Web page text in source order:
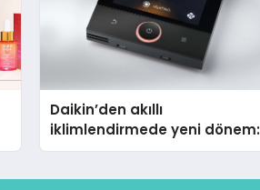
Daikin’den akıllı
iklimlendirmede yeni dönem:
Madoka Plus Türkiye’de